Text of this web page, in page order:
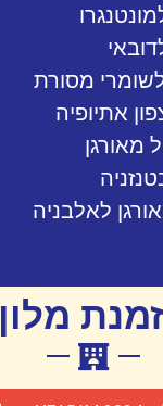
מסורת
אתיופיה
מאורגן
לאלבניה
מלון